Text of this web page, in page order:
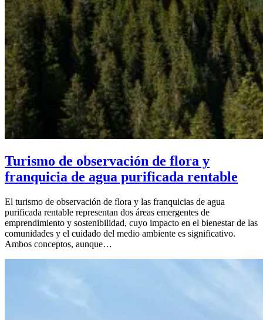
Turismo de observación de flora y
franquicia de agua purificada rentable
El turismo de observación de flora y las franquicias de agua
purificada rentable representan dos áreas emergentes de
emprendimiento y sostenibilidad, cuyo impacto en el bienestar de las
comunidades y el cuidado del medio ambiente es significativo.
Ambos conceptos, aunque…